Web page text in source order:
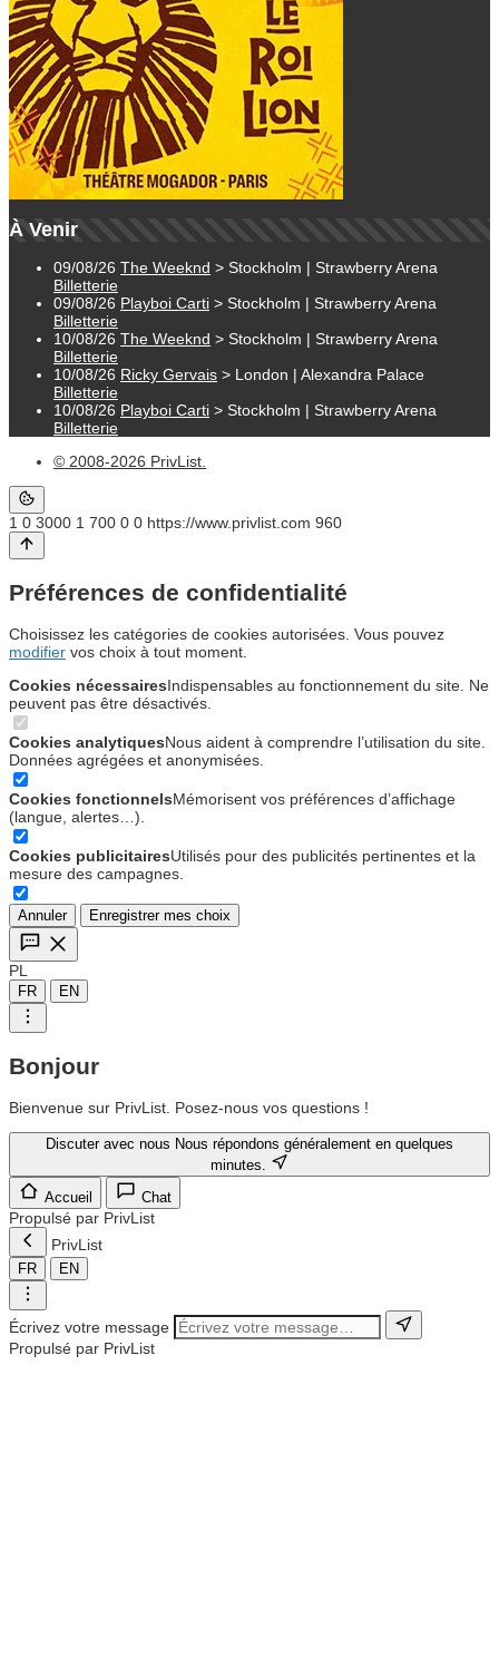
À Venir
09/08/26 The Weeknd > Stockholm | Strawberry Arena
Billetterie
09/08/26 Playboi Carti > Stockholm | Strawberry Arena
Billetterie
10/08/26 The Weeknd > Stockholm | Strawberry Arena
Billetterie
10/08/26 Ricky Gervais > London | Alexandra Palace
Billetterie
10/08/26 Playboi Carti > Stockholm | Strawberry Arena
Billetterie
© 2008-2026 PrivList.
1 0 3000 1 700 0 0 https://www.privlist.com 960
Préférences de confidentialité
Choisissez les catégories de cookies autorisées. Vous pouvez
modifier vos choix à tout moment.
Cookies nécessairesIndispensables au fonctionnement du site. Ne
peuvent pas être désactivés.
Cookies analytiquesNous aident à comprendre l’utilisation du site.
Données agrégées et anonymisées.
Cookies fonctionnelsMémorisent vos préférences d’affichage
(langue, alertes…).
Cookies publicitairesUtilisés pour des publicités pertinentes et la
mesure des campagnes.
Annuler Enregistrer mes choix
PL
FR EN
Bonjour
Bienvenue sur PrivList. Posez-nous vos questions !
Discuter avec nous Nous répondons généralement en quelques
minutes.
Accueil
Chat
Propulsé par PrivList
PrivList
FR EN
Écrivez votre message
Propulsé par PrivList